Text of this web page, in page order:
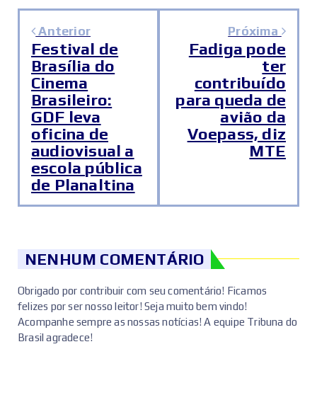
Anterior
Festival de
Brasília do
Cinema
Brasileiro:
GDF leva
oficina de
audiovisual a
escola pública
de Planaltina
Próxima
Fadiga pode
ter
contribuído
para queda de
avião da
Voepass, diz
MTE
NENHUM COMENTÁRIO
Obrigado por contribuir com seu comentário! Ficamos
felizes por ser nosso leitor! Seja muito bem vindo!
Acompanhe sempre as nossas notícias! A equipe Tribuna do
Brasil agradece!